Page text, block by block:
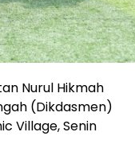
Nurul Hikmah
(Dikdasmen)
Village, Senin